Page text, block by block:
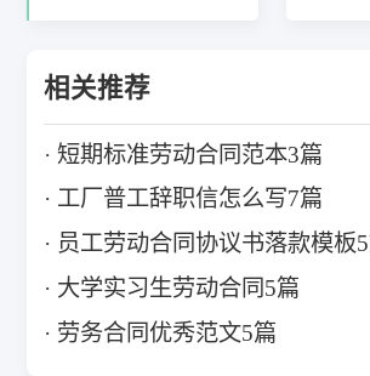
相关推荐
短期标准劳动合同范本3篇
工厂普工辞职信怎么写7篇
员工劳动合同协议书落款模板
大学实习生劳动合同5篇
劳务合同优秀范文5篇